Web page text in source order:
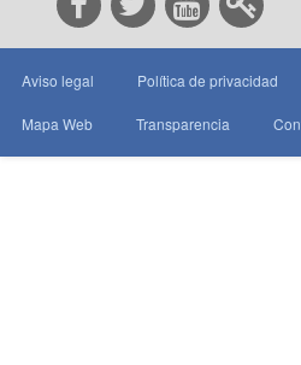
Aviso legal Política de privacidad
Mapa Web Transparencia